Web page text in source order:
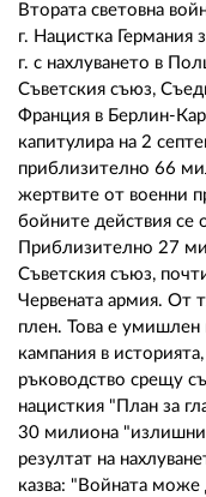
Втората световна
г. Нацистка Германия
г. с нахлуването в
Съветския съюз,
Франция в Берлин-
капитулира на 2
приблизително 66
жертвите от военни
бойните действия се
Приблизително 27
Съветския съюз,
Червената армия. От
плен. Това е умишлен
кампания в
ръководство срещу
нацисткия "План за
30 милиона "излишни"
резултат на
казва: "Войната